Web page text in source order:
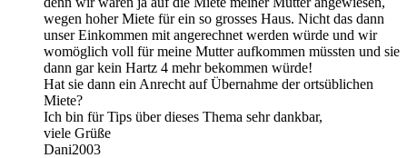
wegen hoher Miete für ein so grosses Haus. Nicht das dann
unser Einkommen mit angerechnet werden würde und wir
womöglich voll für meine Mutter aufkommen müssten und sie
dann gar kein Hartz 4 mehr bekommen würde!
Hat sie dann ein Anrecht auf Übernahme der ortsüblichen
Miete?
Ich bin für Tips über dieses Thema sehr dankbar,
viele Grüße
Dani2003